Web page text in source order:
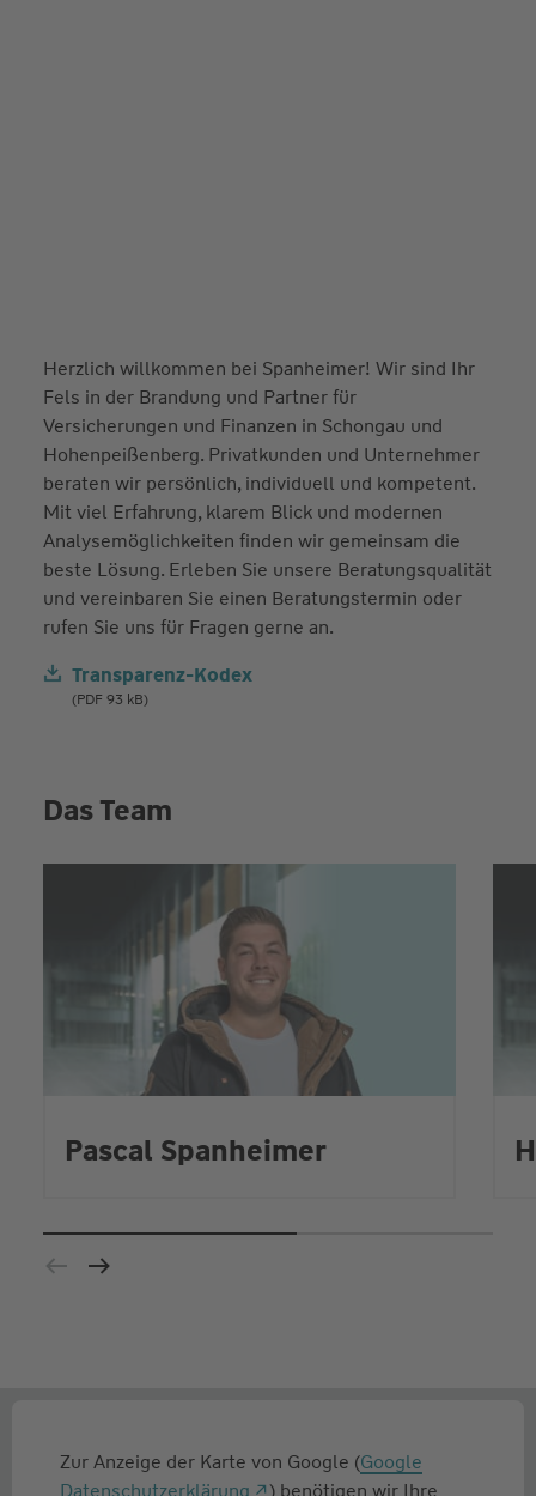
Herzlich willkommen bei Spanheimer! Wir sind Ihr
Fels in der Brandung und Partner für
Versicherungen und Finanzen in Schongau und
Hohenpeißenberg. Privatkunden und Unternehmer
beraten wir persönlich, individuell und kompetent.
Mit viel Erfahrung, klarem Blick und modernen
Analysemöglichkeiten finden wir gemeinsam die
beste Lösung. Erleben Sie unsere Beratungsqualität
und vereinbaren Sie einen Beratungstermin oder
rufen Sie uns für Fragen gerne an.
Transparenz-Kodex
(PDF 93 kB)
Das Team
Pascal Spanheimer
Zur Anzeige der Karte von Google (Google
Datenschutzerklärung
) benötigen wir Ihre